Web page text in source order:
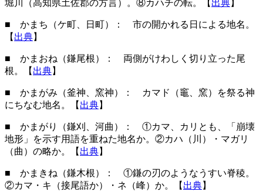
堀川（高知県土佐郡の方言）。⑧カハチの転。【 出典】
■ かまち（ケ町、日町）： 市の開かれる日による地名。
【 出典】
■ かまおね（鎌尾根）： 両側がけわしく切り立った尾
根。【 出典】
■ かまがみ（釜神、窯神）： カマド（竈、窯）を祭る神
にちなむ地名。【 出典】
■ かまがり（鎌刈、河曲）： ①カマ、カリとも、「崩壊
地形」を示す用語を重ねた地名か。②カハ（川）・マガリ
（曲）の略か。【 出典】
■ かまきね（鎌木根）： ①鎌の刃のようなうすい脊稜。
②カマ・キ（接尾語か）・ネ（峰）か。【 出典】